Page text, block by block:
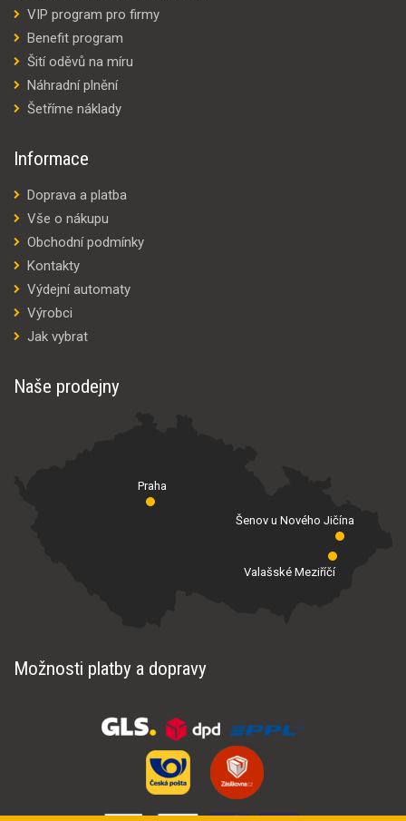
VIP program pro firmy
Benefit program
Šití oděvů na míru
Náhradní plnění
Šetříme náklady
Informace
Doprava a platba
Vše o nákupu
Obchodní podmínky
Kontakty
Výdejní automaty
Výrobci
Jak vybrat
Naše prodejny
Praha
Valašské Meziříčí
Šenov u Nového Jičína
Možnosti platby a dopravy